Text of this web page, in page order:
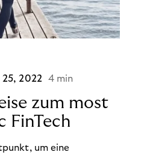
25, 2022 4 min
zum most
FinTech
um eine